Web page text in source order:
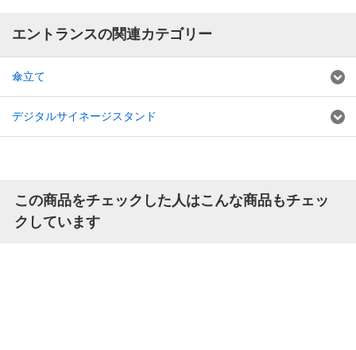
エントランスの関連カテゴリー
傘立て
デジタルサイネージスタンド
この商品をチェックした人はこんな商品もチェッ
クしています